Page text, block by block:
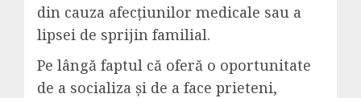
din cauza afecțiunilor medicale sau a
lipsei de sprijin familial.
Pe lângă faptul că oferă o oportunitate
de a socializa și de a face prieteni,